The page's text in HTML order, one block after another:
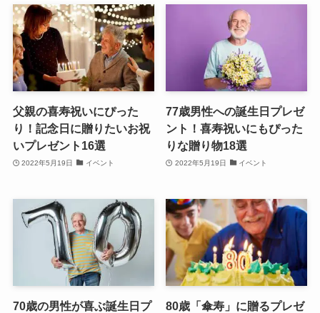
父親の喜寿祝いにぴった
り！記念日に贈りたいお祝
いプレゼント16選
2022年5月19日 イベント
77歳男性への誕生日プレゼ
ント！喜寿祝いにもぴった
りな贈り物18選
2022年5月19日 イベント
70歳の男性が喜ぶ誕生日プ
80歳「傘寿」に贈るプレゼ